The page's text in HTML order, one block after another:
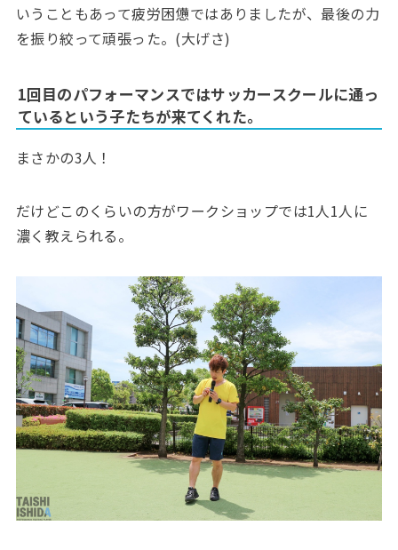
いうこともあって疲労困憊ではありましたが、最後の力
を振り絞って頑張った。(大げさ)
1回目のパフォーマンスではサッカースクールに通っ
ているという子たちが来てくれた。
まさかの3人！
だけどこのくらいの方がワークショップでは1人1人に
濃く教えられる。